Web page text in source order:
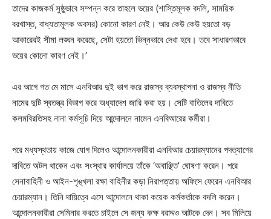
তাদের কাজকর্ম সুষ্ঠুভাবে সম্পন্ন করে তাহলে ভয়ের (শাস্তিমূলক বদলি, সাময়িক
বরখাস্ত, বাধ্যতামূলক অবসর) কোনো কারণ নেই। আর কেউ কেউ হয়তো বড়
আকারেরই সীমা লঙ্ঘন করেছে, সেটা হয়তো ভিন্নভাবে দেখা হবে। তবে সাধারণভাবে
ভয়ের কোনো কারণ নেই।’
এর আগে গত মে মাসে এনবিআর দুই ভাগ করে রাজস্ব ব্যবস্থাপনা ও রাজস্ব নীতি
নামের দুটি স্বতন্ত্র বিভাগ করে অধ্যাদেশ জারি করা হয়। সেটি বাতিলের দাবিতে
কলমবিরতিসহ নানা কর্মসূচি দিয়ে আন্দোলনে নামেন এনবিআরের কর্মীরা।
পরে মধ্যস্থতায় কাজে যোগ দিলেও আন্দোলনকারীরা এনবিআর চেয়ারম্যানের পদত্যাগের
দাবিতে অটল থাকেন এবং সংস্থার কার্যালয়ে তাঁকে ‘অবাঞ্ছিত’ ঘোষণা করেন। পরে
সেনাবাহিনী ও আইন-শৃঙ্খলা রক্ষা বাহিনীর কড়া নিরাপত্তায় অফিসে ফেরেন এনবিআর
চেয়ারম্যান। তিনি দায়িত্বে এসে আন্দোলনে থাকা কয়েক কর্মকর্তাকে বদলি করেন।
আন্দোলনকারীরা সেমিনার করতে চাইলে সে জন্য কক্ষ বরাদ্দও আটকে দেন। সব মিলিয়ে